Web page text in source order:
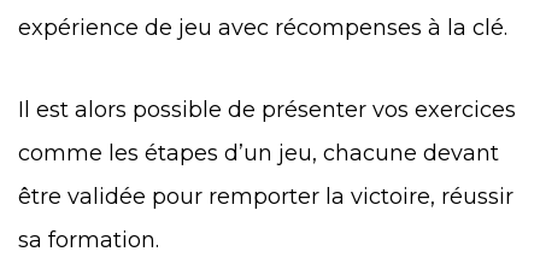
expérience de jeu avec récompenses à la clé.
Il est alors possible de présenter vos exercices
comme les étapes d’un jeu, chacune devant
être validée pour remporter la victoire, réussir
sa formation.